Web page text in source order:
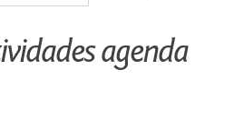
agenda